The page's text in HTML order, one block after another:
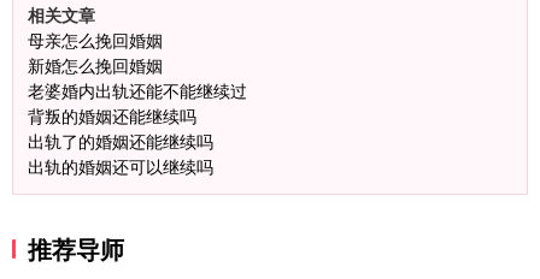
相关文章
母亲怎么挽回婚姻
新婚怎么挽回婚姻
老婆婚内出轨还能不能继续过
背叛的婚姻还能继续吗
出轨了的婚姻还能继续吗
出轨的婚姻还可以继续吗
推荐导师